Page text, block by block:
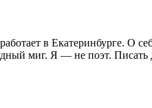
в Екатеринбурге.
миг. Я — не поэт.